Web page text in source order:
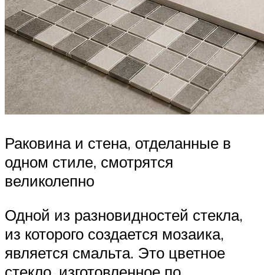
Раковина и стена, отделанные в
одном стиле, смотрятся
великолепно
Одной из разновидностей стекла,
из которого создается мозаика,
является смальта. Это цветное
стекло, изготовленное по